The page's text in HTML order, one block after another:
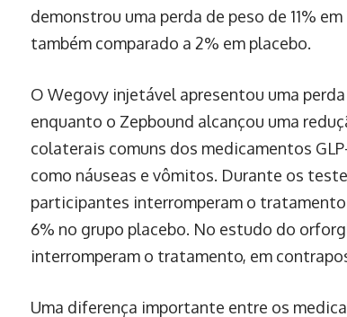
demonstrou uma perda de peso de 11%
também comparado a 2% em placebo.
O Wegovy injetável apresentou uma
enquanto o Zepbound alcançou uma
colaterais comuns dos medicamentos
como náuseas e vômitos. Durante os
participantes interromperam o
6% no grupo placebo. No estudo do
interromperam o tratamento, em
Uma diferença importante entre os